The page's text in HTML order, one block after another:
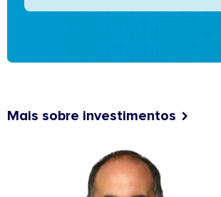
Mais sobre investimentos